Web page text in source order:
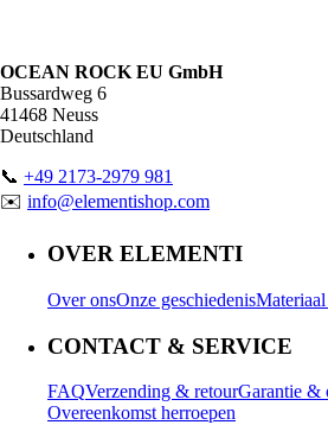
OCEAN ROCK EU GmbH
Bussardweg 6
41468 Neuss
Deutschland
📞 +49 2173-2979 981
✉️ info@elementishop.com
OVER ELEMENTI
Over onsOnze geschiedenis
CONTACT & SERVICE
FAQVerzending & retourGarantie &
Overeenkomst herroepen